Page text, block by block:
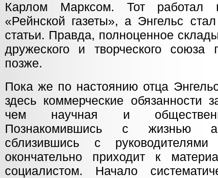
Карлом Марксом. Тот работал
«Рейнской газеты», а Энгельс
статьи. Правда, полноценное
дружеского и творческого союза
позже.
Пока же по настоянию отца
здесь коммерческие обязанности
чем научная и
Познакомившись с жизнью
сблизившись с руководителями
окончательно приходит к
социалистом. Начало